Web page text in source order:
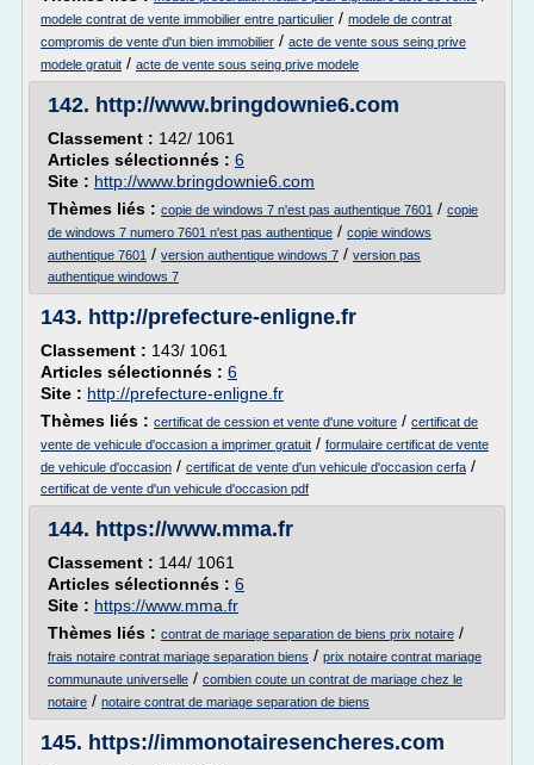
modele contrat de vente immobilier entre particulier / modele de contrat
compromis de vente d'un bien immobilier / acte de vente sous seing prive
modele gratuit / acte de vente sous seing prive modele
142. http://www.bringdownie6.com
Classement : 142/ 1061
Articles sélectionnés : 6
Site : http://www.bringdownie6.com
Thèmes liés : copie de windows 7 n'est pas authentique 7601 / copie
de windows 7 numero 7601 n'est pas authentique / copie windows
authentique 7601 / version authentique windows 7 / version pas
authentique windows 7
143. http://prefecture-enligne.fr
Classement : 143/ 1061
Articles sélectionnés : 6
Site : http://prefecture-enligne.fr
Thèmes liés : certificat de cession et vente d'une voiture / certificat de
vente de vehicule d'occasion a imprimer gratuit / formulaire certificat de vente
de vehicule d'occasion / certificat de vente d'un vehicule d'occasion cerfa /
certificat de vente d'un vehicule d'occasion pdf
144. https://www.mma.fr
Classement : 144/ 1061
Articles sélectionnés : 6
Site : https://www.mma.fr
Thèmes liés : contrat de mariage separation de biens prix notaire /
frais notaire contrat mariage separation biens / prix notaire contrat mariage
communaute universelle / combien coute un contrat de mariage chez le
notaire / notaire contrat de mariage separation de biens
145. https://immonotairesencheres.com